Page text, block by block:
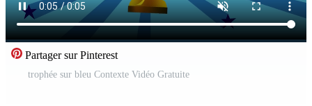
Partager sur Pinterest
trophée sur bleu Contexte Vidéo Gratuite